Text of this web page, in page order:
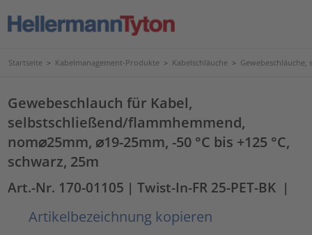
Startseite > Kabelmanagement-Produkte > Kabelschläuche > Gewebeschläuche,
Gewebeschlauch für Kabel,
selbstschließend/flammhemmend,
nom⌀25mm, ⌀19-25mm, -50 °C bis +125 °C,
schwarz, 25m
Art.-Nr. 170-01105 | Twist-In-FR 25-PET-BK |
Artikelbezeichnung kopieren